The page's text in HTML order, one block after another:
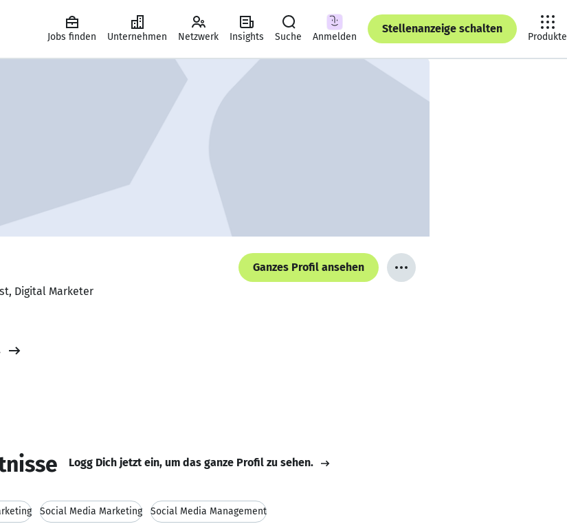
Jobs finden Unternehmen Netzwerk Insights Suche Anmelden
Stellenanzeige schalten
Produkte
Ganzes Profil ansehen
Digital Marketer
Logg Dich jetzt ein, um das ganze Profil zu sehen.
Social Media Marketing Social Media Management